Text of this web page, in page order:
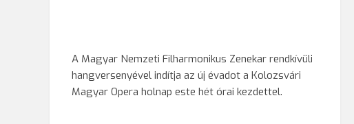
A Magyar Nemzeti Filharmonikus Zenekar rendkívüli
hangversenyével indítja az új évadot a Kolozsvári
Magyar Opera holnap este hét órai kezdettel.